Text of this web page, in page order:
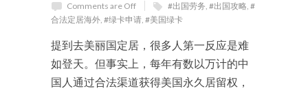
Comments are Off
#出国劳务, #出国攻略, #
合法定居海外, #绿卡申请, #美国绿卡
提到去美丽国定居，很多人第一反应是难
如登天。但事实上，每年有数以万计的中
国人通过合法渠道获得美国永久居留权，